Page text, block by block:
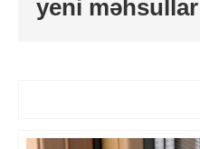
yeni məhsullar